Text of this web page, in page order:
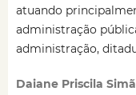
atuando
administração
administração,
Daiane Priscila